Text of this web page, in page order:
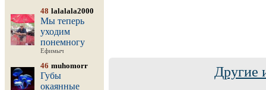
48 lalalala2000
Мы теперь
уходим
понемногу
Ефимыч
46 muhomorr
Губы
окаянные
Другие